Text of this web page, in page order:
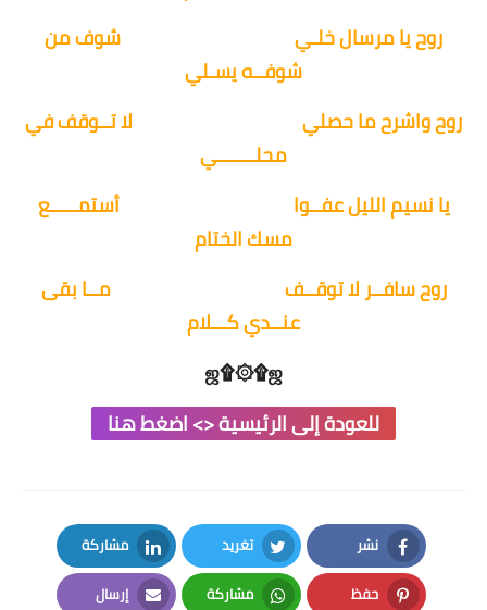
روح يا مرسال خلـي
شوف من
شوفــه يسـلي
روح واشرح ما حصلي
لا تــوقف في
محلـــــــي
يا نسيم الليل عفــوا
أستمـــــع
مسك الختام
روح سافــر لا توقــف
مــا بقى
عنــدي كـــلام
ஜ۩۞۩ஜ
للعودة إلى الرئيسية <> اضغط هنا
نشر
Facebook
تغريد
Twitter
مشاركة
LinkedIn
حفظ مشاركة إرسال